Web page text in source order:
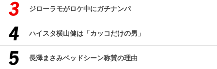
ジローラモがロケ中にガチナンパ
ハイスタ横山健は「カッコだけの男」
長澤まさみベッドシーン称賛の理由